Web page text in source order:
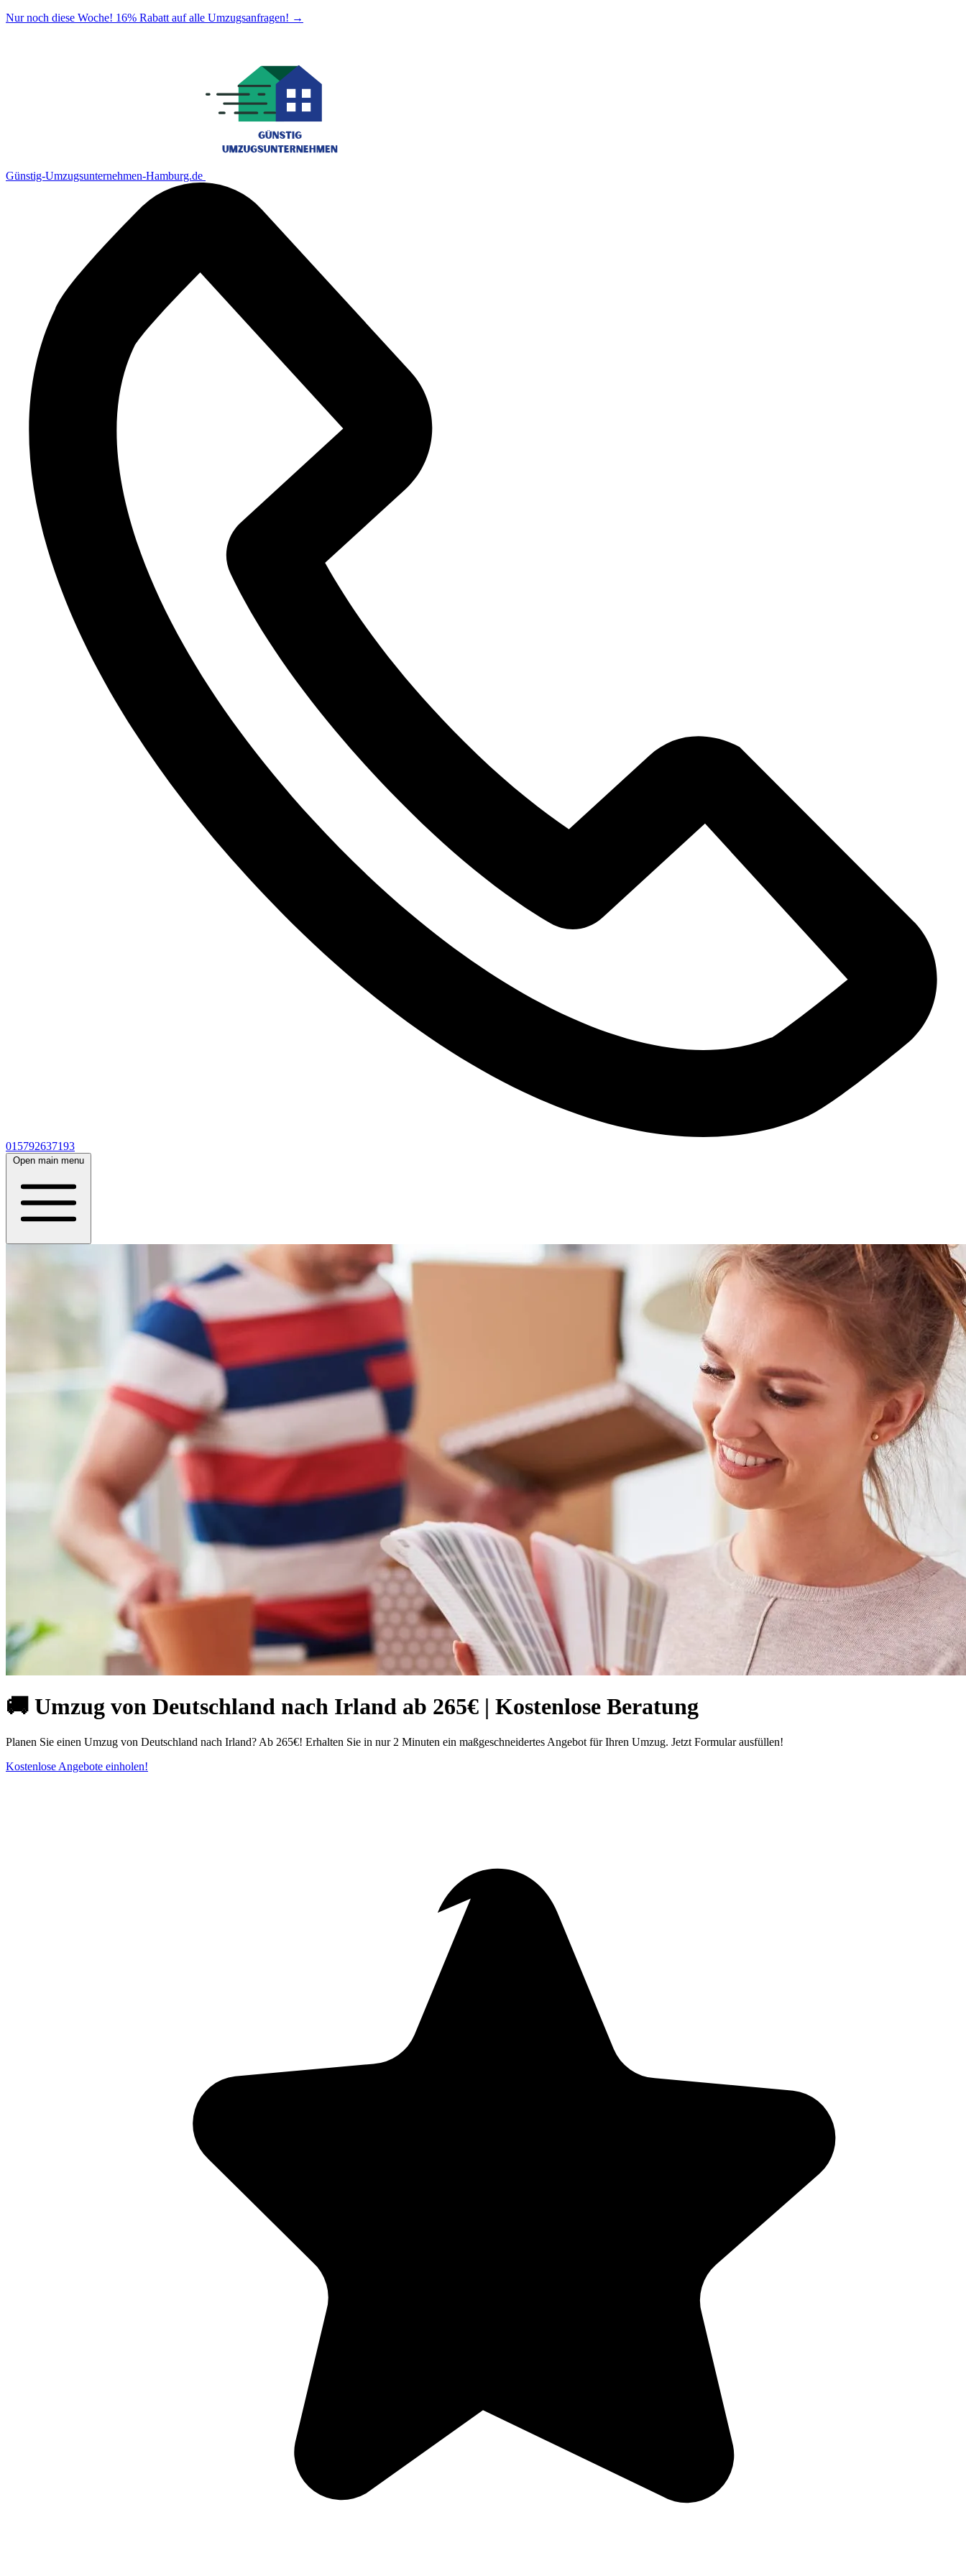
Nur noch diese Woche! 16% Rabatt auf alle Umzugsanfragen! →
Günstig-Umzugsunternehmen-Hamburg.de
015792637193
Open main menu
🚚 Umzug von Deutschland nach Irland ab 265€ | Kostenlose Beratung
Planen Sie einen Umzug von Deutschland nach Irland? Ab 265€! Erhalten Sie in nur 2 Minuten ein maßgeschneidertes Angebot für Ihren Umzug. Jetzt Formular ausfüllen!
Kostenlose Angebote einholen!